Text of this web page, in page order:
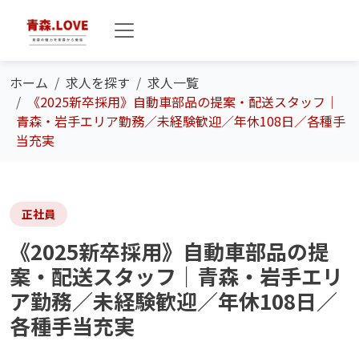
ホーム 求人を探す
求人一覧
《2025新卒採用》自動車部品の提案・配送スタッフ｜
青森・岩手エリア勤務／未経験歓迎／年休108日／各種手
当充実
正社員
《2025新卒採用》自動車部品の提
案・配送スタッフ｜青森・岩手エリ
ア勤務／未経験歓迎／年休108日／
各種手当充実